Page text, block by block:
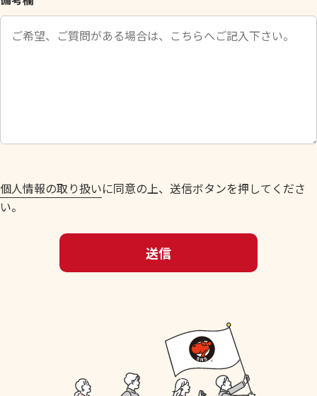
空
の
だ
い
。
個人情報の取り扱いに同意の上、送信ボタンを押してくださ
い。